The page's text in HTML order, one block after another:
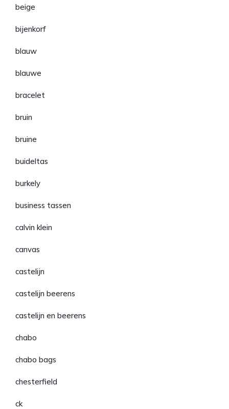
beige
bijenkorf
blauw
blauwe
bracelet
bruin
bruine
buideltas
burkely
business tassen
calvin klein
canvas
castelijn
castelijn beerens
castelijn en beerens
chabo
chabo bags
chesterfield
ck